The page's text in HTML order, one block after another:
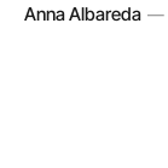
Anna Albareda